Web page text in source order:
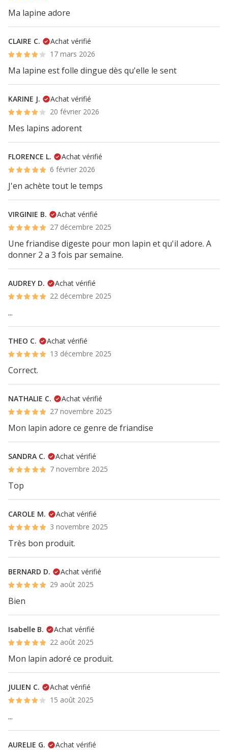
Ma lapine adore
CLAIRE C.
Achat vérifié
17 mars 2026
Ma lapine est folle dingue dès qu'elle le sent
KARINE J.
Achat vérifié
20 février 2026
Mes lapins adorent
FLORENCE L.
Achat vérifié
6 février 2026
J'en achète tout le temps
VIRGINIE B.
Achat vérifié
27 décembre 2025
Une friandise digeste pour mon lapin et qu'il adore. A
donner 2 a 3 fois par semaine.
AUDREY D.
Achat vérifié
22 décembre 2025
...
THEO C.
Achat vérifié
13 décembre 2025
Correct.
NATHALIE C.
Achat vérifié
27 novembre 2025
Mon lapin adore ce genre de friandise
SANDRA C.
Achat vérifié
7 novembre 2025
Top
CAROLE M.
Achat vérifié
3 novembre 2025
Très bon produit.
BERNARD D.
Achat vérifié
29 août 2025
Bien
Isabelle B.
Achat vérifié
22 août 2025
Mon lapin adoré ce produit.
JULIEN C.
Achat vérifié
15 août 2025
...
AURELIE G.
Achat vérifié